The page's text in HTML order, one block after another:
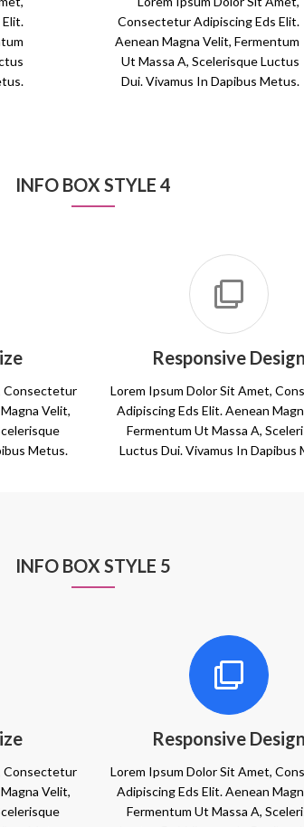
Consectetur Adipiscing Eds Elit.
Aenean Magna Velit, Fermentum
Ut Massa A, Scelerisque Luctus
Dui. Vivamus In Dapibus Metus.
INFO BOX STYLE 4
Consectetur
Velit,
Metus.
Responsive Design
Lorem Ipsum Dolor Sit Amet,
Adipiscing Eds Elit. Aenean
Fermentum Ut Massa A,
Luctus Dui. Vivamus In Dapibus
INFO BOX STYLE 5
Consectetur
Velit,
Responsive Design
Lorem Ipsum Dolor Sit Amet,
Adipiscing Eds Elit. Aenean
Fermentum Ut Massa A,